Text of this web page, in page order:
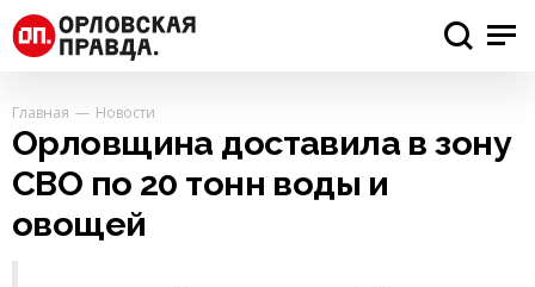
Главная Новости
Орловщина доставила в зону
СВО по 20 тонн воды и
овощей